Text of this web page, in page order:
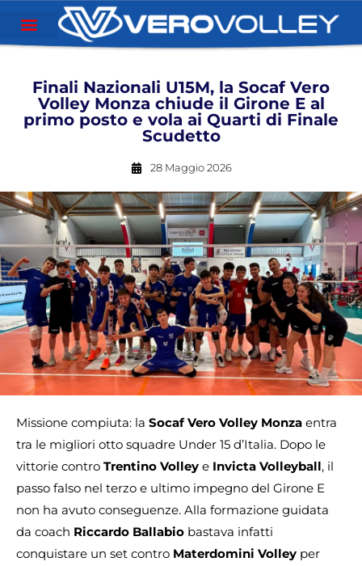
Finali Nazionali U15M, la Socaf Vero
Volley Monza chiude il Girone E al
primo posto e vola ai Quarti di Finale
Scudetto
28 Maggio 2026
Missione compiuta: la Socaf Vero Volley Monza entra
tra le migliori otto squadre Under 15 d’Italia. Dopo le
vittorie contro Trentino Volley e Invicta Volleyball, il
passo falso nel terzo e ultimo impegno del Girone E
non ha avuto conseguenze. Alla formazione guidata
da coach Riccardo Ballabio bastava infatti
conquistare un set contro Materdomini Volley per